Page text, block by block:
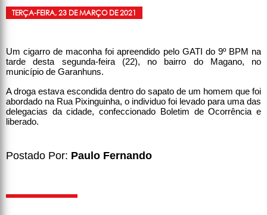
TERÇA-FEIRA, 23 DE MARÇO DE 2021
Um cigarro de maconha foi apreendido pelo GATI do 9º BPM na
tarde desta segunda-feira (22), no bairro do Magano, no
município de Garanhuns.
A droga estava escondida dentro do sapato de um homem que foi
abordado na Rua Pixinguinha, o individuo foi levado para uma das
delegacias da cidade, confeccionado Boletim de Ocorrência e
liberado.
Postado Por: Paulo Fernando